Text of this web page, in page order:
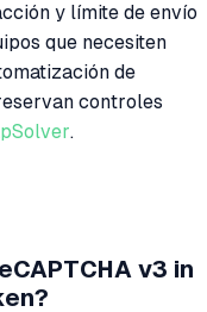
y límite de envío
que necesiten
de
controles
.
v3 in